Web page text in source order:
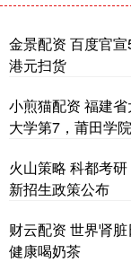
金景配资 百度官
港元扫货
小煎猫配资 福建
大学第7，莆田学
火山策略 科都考
新招生政策公布
财云配资 世界肾
健康喝奶茶